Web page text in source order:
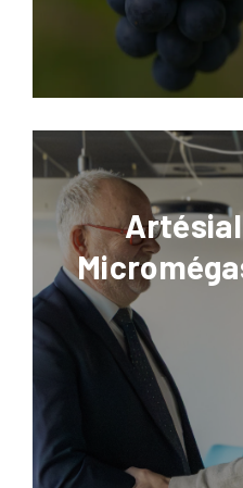
Pour être efficace,
tout être
Retrouvez dans
experts pour